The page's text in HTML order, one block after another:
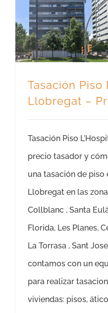
Tasación Piso
Llobregat –
Tasación Piso
precio tasador y
una tasación de piso
Llobregat en las
Collblanc , Santa
Florida, Les Planes,
La Torrasa , Sant
contamos con un
para realizar
viviendas: pisos,